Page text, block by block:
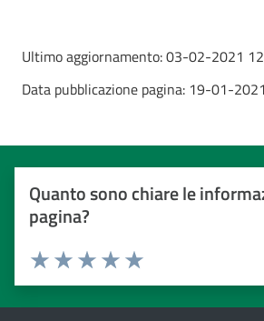
Ultimo aggiornamento:03-02-2021
Data pubblicazione pagina: 19-01-2021
Quanto sono chiare le
pagina?
Valuta da 1 a 5 stelle
Valuta 5 stelle su 5
Valuta 4 stelle su 5
Valuta 3 stelle su 5
Valuta 2 stelle su 5
Valuta 1 stelle su 5